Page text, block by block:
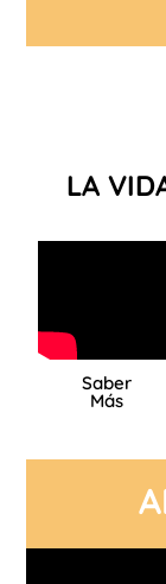
LA
Saber
Más